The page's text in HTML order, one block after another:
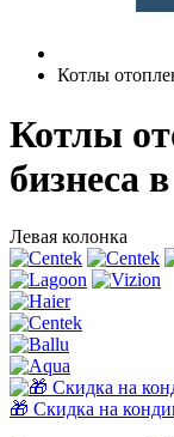
Котлы
Котлы
бизнеса
Левая колонка
🎁 Скидка на